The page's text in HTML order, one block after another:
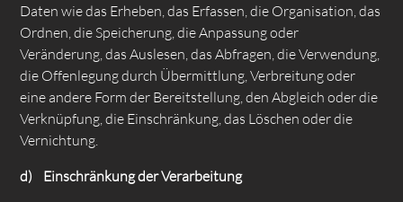
Daten wie das Erheben, das Erfassen, die Organisation, das
Ordnen, die Speicherung, die Anpassung oder
Veränderung, das Auslesen, das Abfragen, die Verwendung,
die Offenlegung durch Übermittlung, Verbreitung oder
eine andere Form der Bereitstellung, den Abgleich oder die
Verknüpfung, die Einschränkung, das Löschen oder die
Vernichtung.
d) Einschränkung der Verarbeitung